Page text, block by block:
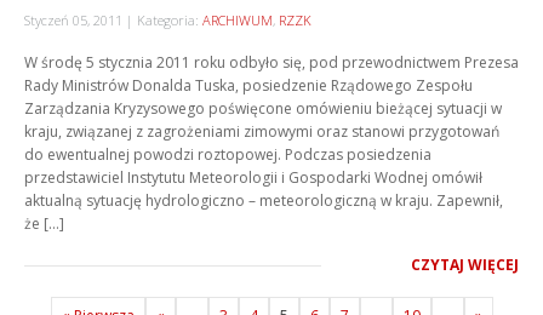
Styczeń 05, 2011 Kategoria: ARCHIWUM, RZZK
W środę 5 stycznia 2011 roku odbyło się, pod przewodnictwem Prezesa
Rady Ministrów Donalda Tuska, posiedzenie Rządowego Zespołu
Zarządzania Kryzysowego poświęcone omówieniu bieżącej sytuacji w
kraju, związanej z zagrożeniami zimowymi oraz stanowi przygotowań
do ewentualnej powodzi roztopowej. Podczas posiedzenia
przedstawiciel Instytutu Meteorologii i Gospodarki Wodnej omówił
aktualną sytuację hydrologiczno – meteorologiczną w kraju. Zapewnił,
że […]
CZYTAJ WIĘCEJ